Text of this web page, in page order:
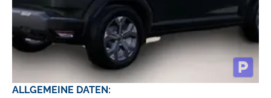
ALLGEMEINE DATEN: